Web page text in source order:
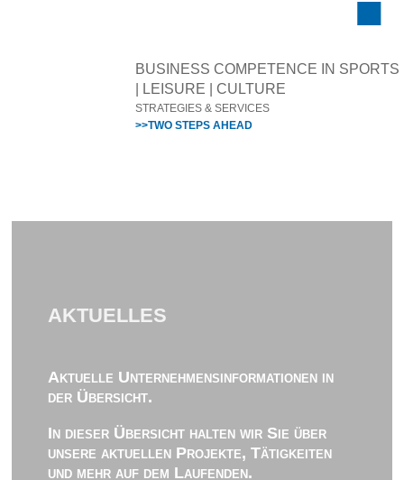
BUSINESS COMPETENCE IN SPORTS
| LEISURE | CULTURE
STRATEGIES & SERVICES
>>TWO STEPS AHEAD
AKTUELLES
Aktuelle Unternehmensinformationen in
der Übersicht.
In dieser Übersicht halten wir Sie über
unsere aktuellen Projekte, Tätigkeiten
und mehr auf dem Laufenden.